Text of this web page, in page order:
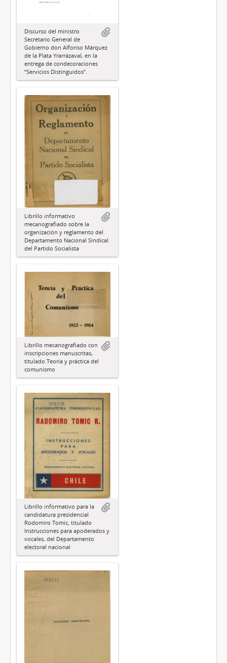
Discurso del ministro
Secretario General de
Gobierno don Alfonso Márquez
de la Plata Yrarrázaval, en la
entrega de condecoraciones
“Servicios Distinguidos”.
Librillo informativo
mecanografiado sobre la
organización y reglamento del
Departamento Nacional Sindical
del Partido Socialista
Librillo mecanografiado con
inscripciones manuscritas,
titulado Teoría y práctica del
comunismo
Librillo informativo para la
candidatura presidencial
Rodomiro Tomic, titulado
Instrucciones para apoderados y
vocales, del Departamento
electoral nacional